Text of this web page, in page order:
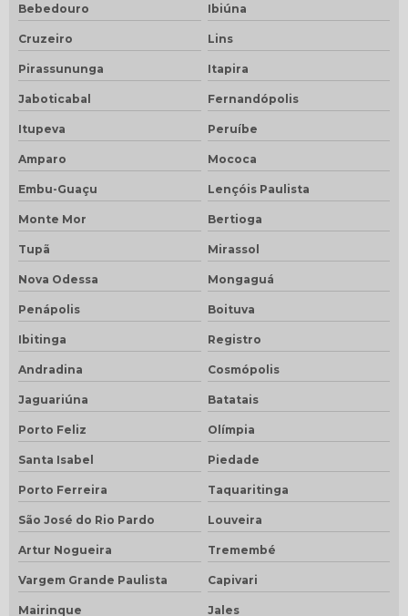
Bebedouro Ibiúna
Cruzeiro Lins
Pirassununga Itapira
Jaboticabal Fernandópolis
Itupeva Peruíbe
Amparo Mococa
Embu-Guaçu Lençóis Paulista
Monte Mor Bertioga
Tupã Mirassol
Nova Odessa Mongaguá
Penápolis Boituva
Ibitinga Registro
Andradina Cosmópolis
Jaguariúna Batatais
Porto Feliz Olímpia
Santa Isabel Piedade
Porto Ferreira Taquaritinga
São José do Rio Pardo Louveira
Artur Nogueira Tremembé
Vargem Grande Paulista Capivari
Mairinque Jales